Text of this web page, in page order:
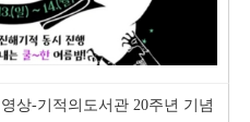
상-기적의도서관 20주년 기념